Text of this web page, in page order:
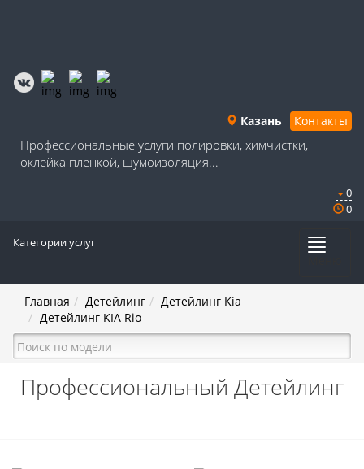
Казань Контакты
Профессиональные услуги полировки, химчистки,
оклейка пленкой, шумоизоляция...
0
0
Категории услуг
Главная Детейлинг
Детейлинг Kia
Детейлинг KIA Rio
Профессиональный Детейлинг